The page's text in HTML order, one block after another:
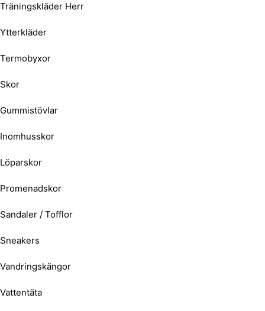
Träningskläder Herr
Ytterkläder
Termobyxor
Skor
Gummistövlar
Inomhusskor
Löparskor
Promenadskor
Sandaler / Tofflor
Sneakers
Vandringskängor
Vattentäta